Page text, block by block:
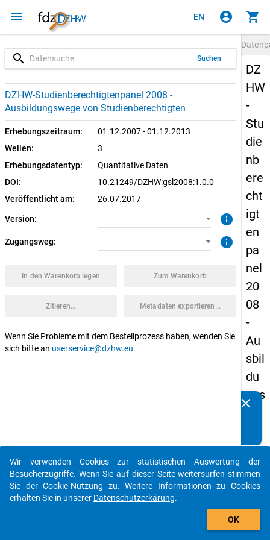
menu EN account_circle shopping_cart
search Suchen
DZHW-Studienberechtigtenpanel 2008 -
Ausbildungswege von Studienberechtigten
Erhebungszeitraum:
01.12.2007 - 01.12.2013
Wellen:
3
Erhebungsdatentyp:
Quantitative Daten
DOI:
10.21249/DZHW:gsl2008:1.0.0
Veröffentlicht am:
26.07.2017
Version:
1.0.0 (aktuell)
info
Zugangsweg:
SUF: Remote-Desktop
SUF: On-Site
info
In den Warenkorb legen Zum Warenkorb
Zitieren... Metadaten exportieren...
Wenn Sie Probleme mit dem Bestellprozess haben, wenden Sie
sich bitte an userservice@dzhw.eu.
DZ
HW
-
Stu
die
nb
ere
cht
igt
en
pa
nel
20
08
-
Au
sbil
du
ngs
von
Stu
die
clear
auto_stories
add_shopping_cart
Wir verwenden Cookies zur statistischen Auswertung der
Besucherzugriffe. Wenn Sie auf dieser Seite weitersurfen stimmen
Sie der Cookie-Nutzung zu. Weitere Informationen zu Cookies
erhalten Sie in unserer Datenschutzerkärung.
OK